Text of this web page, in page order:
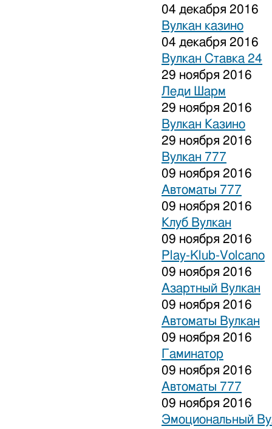
04 декабря 2016
Вулкан казино
04 декабря 2016
Вулкан Ставка 24
29 ноября 2016
Леди Шарм
29 ноября 2016
Вулкан Казино
29 ноября 2016
Вулкан 777
09 ноября 2016
Автоматы 777
09 ноября 2016
Клуб Вулкан
09 ноября 2016
Play-Klub-Volcano
09 ноября 2016
Азартный Вулкан
09 ноября 2016
Автоматы Вулкан
09 ноября 2016
Гаминатор
09 ноября 2016
Автоматы 777
09 ноября 2016
Эмоциональный